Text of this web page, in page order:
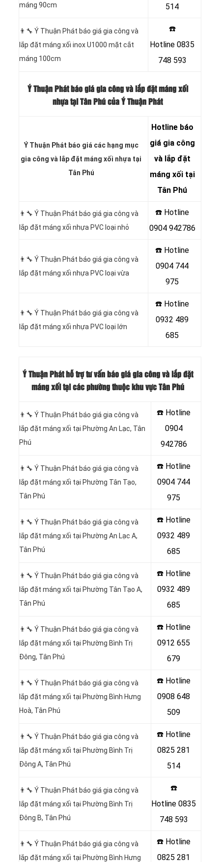
máng 90cm
514
👨‍🔧 Ý Thuận Phát báo giá gia công và
lắp đặt máng xối inox U1000 mặt cắt
máng 100cm
☎️
Hotline 0835
748 593
Ý Thuận Phát báo giá gia công và lắp đặt máng xối
nhựa tại Tân Phú của Ý Thuận Phát
Ý Thuận Phát báo giá các hạng mục
gia công và lắp đặt máng xối nhựa tại
Tân Phú
Hotlinebáo
giá gia công
và lắp đặt
máng xối tại
Tân Phú
👨‍🔧 Ý Thuận Phát báo giá gia công và
lắp đặt máng xối nhựa PVC loại nhỏ
☎️ Hotline
0904 942786
👨‍🔧 Ý Thuận Phát báo giá gia công và
lắp đặt máng xối nhựa PVC loại vừa
☎️ Hotline
0904 744
975
👨‍🔧 Ý Thuận Phát báo giá gia công và
lắp đặt máng xối nhựa PVC loại lớn
☎️ Hotline
0932 489
685
Ý Thuận Phát hỗ trợ tư vấn báo giá gia công và lắp đặt
máng xối tại các phường thuộc khu vực Tân Phú
👨‍🔧 Ý Thuận Phát báo giá gia công và
lắp đặt máng xối tại Phường An Lạc, Tân
Phú
☎️ Hotline
0904
942786
👨‍🔧 Ý Thuận Phát báo giá gia công và
lắp đặt máng xối tại Phường Tân Tạo,
Tân Phú
☎️ Hotline
0904 744
975
👨‍🔧 Ý Thuận Phát báo giá gia công và
lắp đặt máng xối tại Phường An Lạc A,
Tân Phú
☎️ Hotline
0932 489
685
👨‍🔧 Ý Thuận Phát báo giá gia công và
lắp đặt máng xối tại Phường Tân Tạo A,
Tân Phú
☎️ Hotline
0932 489
685
👨‍🔧 Ý Thuận Phát báo giá gia công và
lắp đặt máng xối tại Phường Bình Trị
Đông, Tân Phú
☎️ Hotline
0912 655
679
👨‍🔧 Ý Thuận Phát báo giá gia công và
lắp đặt máng xối tại Phường Bình Hưng
Hoà, Tân Phú
☎️ Hotline
0908 648
509
👨‍🔧 Ý Thuận Phát báo giá gia công và
lắp đặt máng xối tại Phường Bình Trị
Đông A, Tân Phú
☎️ Hotline
0825 281
514
👨‍🔧 Ý Thuận Phát báo giá gia công và
lắp đặt máng xối tại Phường Bình Trị
Đông B, Tân Phú
☎️
Hotline 0835
748 593
👨‍🔧 Ý Thuận Phát báo giá gia công và
lắp đặt máng xối tại Phường Bình Hưng
☎️ Hotline
0825 281